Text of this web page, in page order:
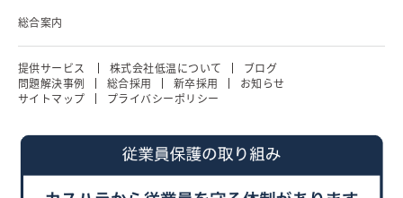
総合案内
提供サービス 株式会社低温について
ブログ
問題解決事例
総合採用 新卒採用
お知らせ
サイトマップ
プライバシーポリシー